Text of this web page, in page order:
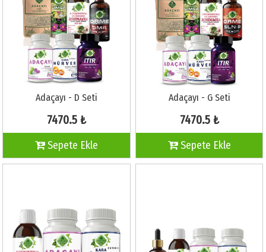
Adaçayı - D Seti
7470.5 ₺
Sepete Ekle
Adaçayı - G Seti
7470.5 ₺
Sepete Ekle